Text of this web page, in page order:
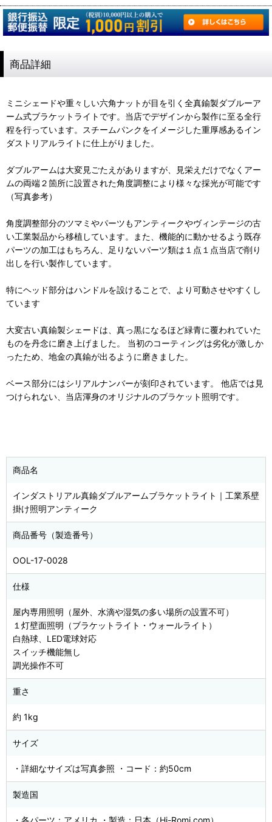
商品詳細
ミニシェードや重々しい六角ナットが目を引く全真鍮製ダブルーア
ーム式ブラケットライトです。当店でデザインから製作に至る全行
程を行っています。スチームパンクをイメージした重厚感あるイン
ダストリアルライトに仕上がりました。
ダブルアームは大変見ごたえがありますが、見栄えだけでなくアー
ムの両端２箇所に設置された角度調整により様々な採光が可能です
（写真参考）
角度調整部分のツマミやパーツもアンティークやヴィンテージの古
い工業製品から移植しています。また、機能的に動かせるよう既存
パーツの加工はもちろん、足りないパーツ類は１点１点当店で削り
出しを行い製作しています。
特にヘッド部分はハンドルを設けることで、より可動させやすくし
ています
大変古い真鍮製シェードは、真っ黒になるほど緑青に覆われていた
ものを丹念に磨き上げました。 当初のコーティングは劣化が激しか
ったため、地金の真鍮が出るように磨きました。
ベース部分にはシリアルナンバーが刻印されています。 他店では見
つけられない、当店渾身のオリジナルのブラケット照明です。
商品名
インダストリアル真鍮ダブルアームブラケットライト｜工業系壁
掛け照明アンティーク
商品番号（製造番号）
OOL-17-0028
仕様
屋内専用照明（屋外、水滴や湿気の多い場所の設置不可）
１灯壁面照明（ブラケットライト・ウォールライト）
白熱球、LED電球対応
スイッチ機能無し
調光操作不可
重さ
約 1kg
サイズ
・詳細なサイズは写真参照 ・コード：約50cm
製造国
・各パーツ：アメリカ ・製造：日本（Hi-Romi.com）